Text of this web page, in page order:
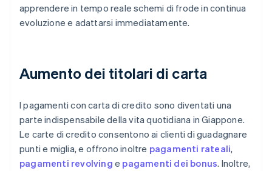
apprendere in tempo reale schemi di frode in continua
evoluzione e adattarsi immediatamente.
Aumento dei titolari di carta
I pagamenti con carta di credito sono diventati una
parte indispensabile della vita quotidiana in Giappone.
Le carte di credito consentono ai clienti di guadagnare
punti e miglia, e offrono inoltre pagamenti rateali,
pagamenti revolving e pagamenti dei bonus. Inoltre,